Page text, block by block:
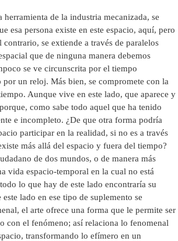
de la industria mecanizada, se
esa persona existe en este espacio, aquí, pero
se extiende a través de paralelos
que de ninguna manera debemos
se ve circunscrita por el tiempo
un reloj. Más bien, se compromete con la
Aunque vive en este lado, que aparece y
como sabe todo aquel que ha tenido
e incompleto. ¿De que otra forma podría
participar en la realidad, si no es a través
más allá del espacio y fuera del tiempo?
de dos mundos, o de manera más
vida espacio-temporal en la cual no está
lo que hay de este lado encontraría su
lado en ese tipo de suplemento se
el arte ofrece una forma que le permite ser
con el fenómeno; así relaciona lo fenomenal
transformando lo efímero en un